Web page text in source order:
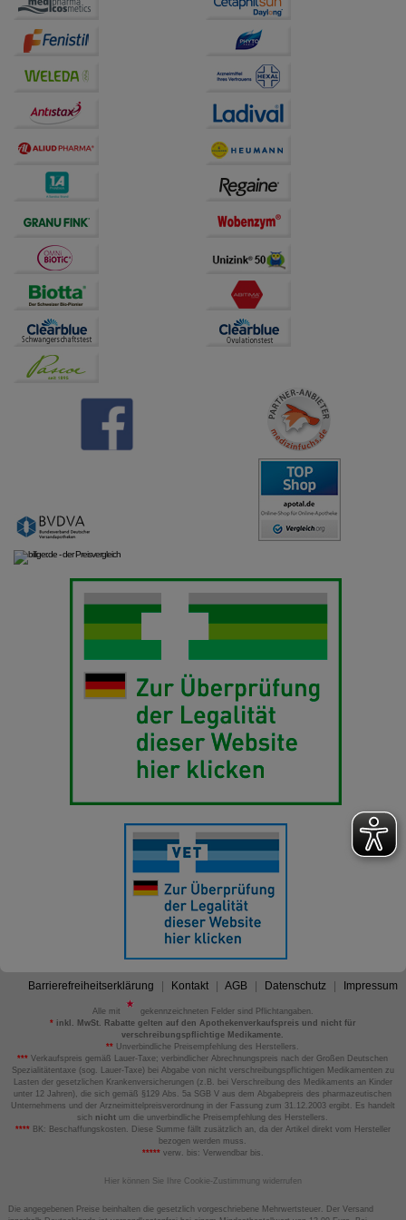
auf unserer Website aber auch die Werbung auf
Drittseiten möglichst relevant für Sie zu gestalten.
Bitte beachten Sie, dass Daten hierfür teilweise an
Dritte wie z.B. Google oder soziale Medien
übertragen werden.
Barrierefreiheitserklärung Kontakt AGB Datenschutz Impressum
Alle mit
gekennzeichneten Felder sind Pflichtangaben.
*inkl. MwSt. Rabatte gelten auf den Apothekenverkaufspreis und nicht für
verschreibungspflichtige Medikamente.
** Unverbindliche Preisempfehlung des Herstellers.
*** Verkaufspreis gemäß Lauer-Taxe; verbindlicher Abrechnungspreis nach der Großen Deutschen
Spezialitätentaxe (sog. Lauer-Taxe) bei Abgabe von nicht verschreibungspflichtigen Medikamenten zu
Lasten der gesetzlichen Krankenversicherungen (z.B. bei Verschreibung des Medikaments an Kinder
unter 12 Jahren), die sich gemäß §129 Abs. 5a SGB V aus dem Abgabepreis des pharmazeutischen
Unternehmens und der Arzneimittelpreisverordnung in der Fassung zum 31.12.2003 ergibt. Es handelt
sich nicht um die unverbindliche Preisempfehlung des Herstellers.
****BK: Beschaffungskosten. Diese Summe fällt zusätzlich an, da der Artikel direkt vom Hersteller
bezogen werden muss.
*****verw. bis: Verwendbar bis.
Hier können Sie Ihre Cookie-Zustimmung widerrufen
Die angegebenen Preise beinhalten die gesetzlich vorgeschriebene Mehrwertsteuer. Der Versand